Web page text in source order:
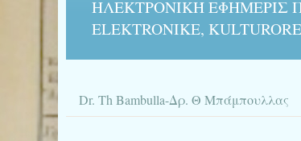
ΗΛΕΚΤΡΟΝΙΚΉ ΕΦΗΜΕΡΙΣ
ELEKTRONIKE,
Dr. Th Bambulla-Δρ. Θ Μπάμπουλλας